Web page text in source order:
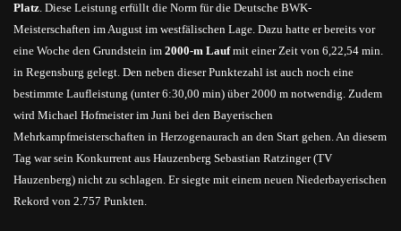
Platz. Diese Leistung erfüllt die Norm für die Deutsche BWK-
Meisterschaften im August im westfälischen Lage. Dazu hatte er bereits vor
eine Woche den Grundstein im 2000-m Laufmit einer Zeit von 6,22,54 min.
in Regensburg gelegt. Den neben dieser Punktezahl ist auch noch eine
bestimmte Laufleistung (unter 6:30,00 min) über 2000 m notwendig. Zudem
wird Michael Hofmeister im Juni bei den Bayerischen
Mehrkampfmeisterschaften in Herzogenaurach an den Start gehen. An diesem
Tag war sein Konkurrent aus Hauzenberg Sebastian Ratzinger (TV
Hauzenberg) nicht zu schlagen. Er siegte mit einem neuen Niederbayerischen
Rekord von 2.757 Punkten.